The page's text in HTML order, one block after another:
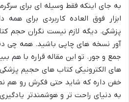
به جای اینکه فقط وسیله ای برای
ابزار فوق العاده کاربردی برای
پزشکی. دیگه لازم نیست نگران حجم
آور نسخه های چاپی باشید. همه چی
جمع و جور. تو این مقاله قراره با هم
های الکترونیکی کتاب های حجیم
خفن داره که شاید حتی فکرش رو هم
به دنیای راحت تر و هوشمندتر